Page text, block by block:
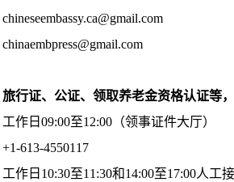
行证、公证、领取养老金资格认证等
作日09:00至12:00（领事证件大厅）
613-4550117
至11:30和14:00至17:00人工